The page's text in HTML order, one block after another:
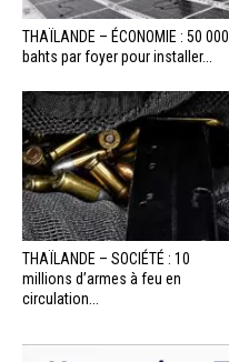
THAÏLANDE – ÉCONOMIE : 50 000
bahts par foyer pour installer...
THAÏLANDE – SOCIÉTÉ : 10
millions d’armes à feu en
circulation...